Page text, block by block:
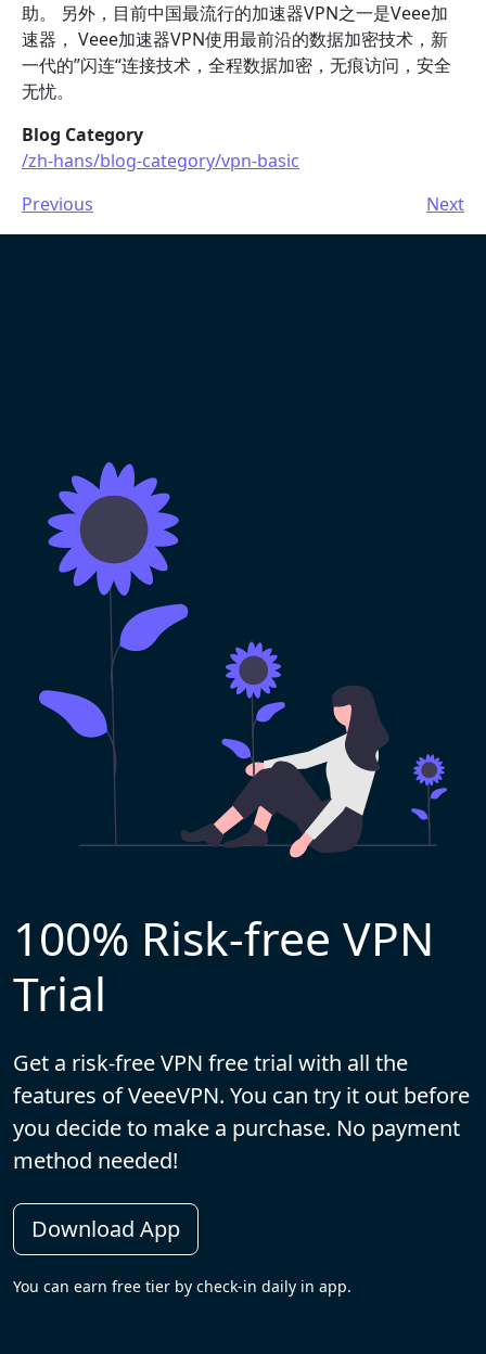
助。 另外，目前中国最流行的加速器VPN之一是Veee加
速器， Veee加速器VPN使用最前沿的数据加密技术，新
一代的”闪连“连接技术，全程数据加密，无痕访问，安全
无忧。
Blog Category
/zh-hans/blog-category/vpn-basic
Previous
Next
100% Risk-free VPN
Trial
Get a risk-free VPN free trial with all the
features of VeeeVPN. You can try it out before
you decide to make a purchase. No payment
method needed!
Download App
You can earn free tier by check-in daily in app.